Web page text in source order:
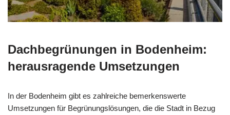
Dachbegrünungen in Bodenheim:
herausragende Umsetzungen
In der Bodenheim gibt es zahlreiche bemerkenswerte
Umsetzungen für Begrünungslösungen, die die Stadt in Bezug